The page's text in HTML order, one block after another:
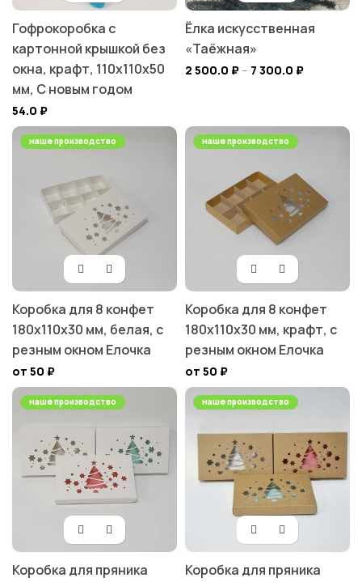
Гофрокоробка с
картонной крышкой без
окна, крафт, 110х110х50
мм, С новым годом
54.0 ₽
Ёлка искусственная
«Таёжная»
2 500.0 ₽– 7 300.0 ₽
наше производство
Коробка для 8 конфет
180х110х30 мм, белая, с
резным окном Елочка
от 50 ₽
наше производство
Коробка для 8 конфет
180х110х30 мм, крафт, с
резным окном Елочка
от 50 ₽
наше производство
Коробка для пряника
наше производство
Коробка для пряника